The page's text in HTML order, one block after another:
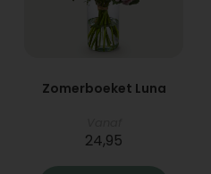
Zomerboeket Luna
24,95